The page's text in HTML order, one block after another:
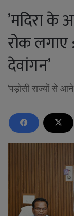
’मदिरा के
रोक लगाए
देवांगन’
’पड़ोसी राज्यों से